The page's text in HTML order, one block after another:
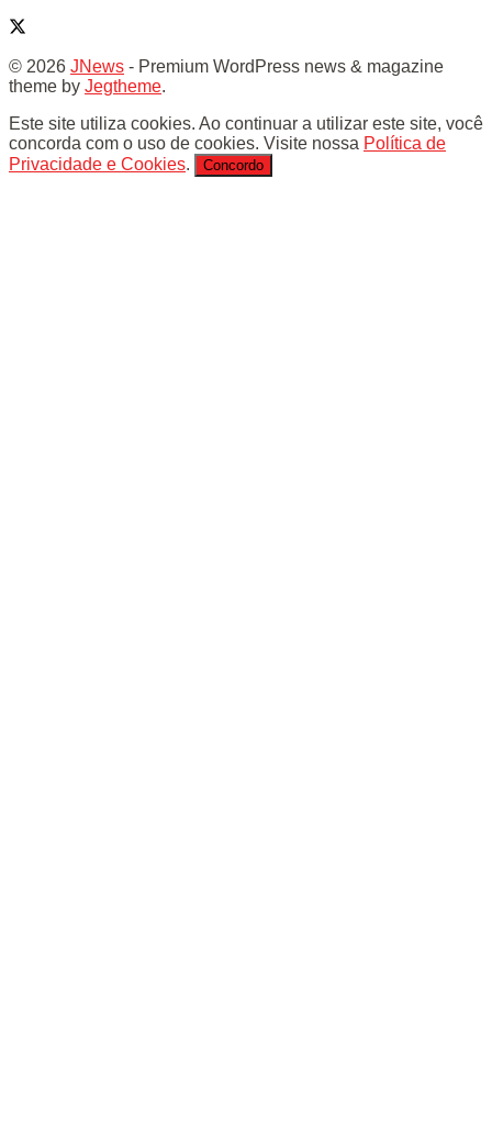
© 2026 JNews - Premium WordPress news & magazine
theme by Jegtheme.
Este site utiliza cookies. Ao continuar a utilizar este site, você
concorda com o uso de cookies. Visite nossa Política de
Privacidade e Cookies. Concordo